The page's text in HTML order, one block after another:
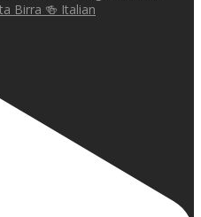
Birra 🍻 Italian